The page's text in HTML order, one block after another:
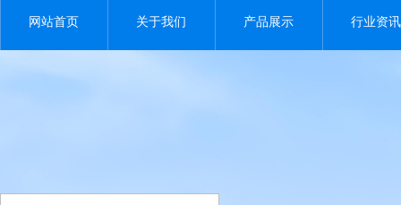
网站首页 关于我们 产品展示 行业资讯